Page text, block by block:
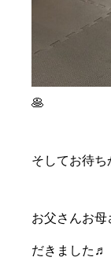
🥞
そしてお待
お父さんお
だきました♬